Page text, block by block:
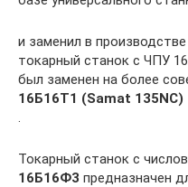
и заменил в
токарный станок с ЧПУ
был заменен на более
16Б16Т1 (Samat 135NC)
Токарный станок с
16Б16Ф3 предназначен